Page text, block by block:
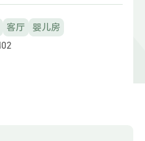
客厅
婴儿房